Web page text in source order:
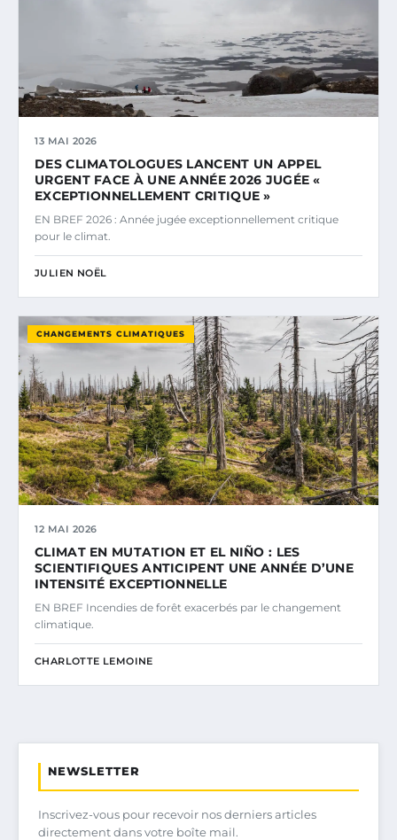
13 MAI 2026
DES CLIMATOLOGUES LANCENT UN APPEL
URGENT FACE À UNE ANNÉE 2026 JUGÉE «
EXCEPTIONNELLEMENT CRITIQUE »
EN BREF 2026 : Année jugée exceptionnellement critique
pour le climat.
JULIEN NOËL
CHANGEMENTS CLIMATIQUES
12 MAI 2026
CLIMAT EN MUTATION ET EL NIÑO : LES
SCIENTIFIQUES ANTICIPENT UNE ANNÉE D’UNE
INTENSITÉ EXCEPTIONNELLE
EN BREF Incendies de forêt exacerbés par le changement
climatique.
CHARLOTTE LEMOINE
NEWSLETTER
Inscrivez-vous pour recevoir nos derniers articles
directement dans votre boîte mail.